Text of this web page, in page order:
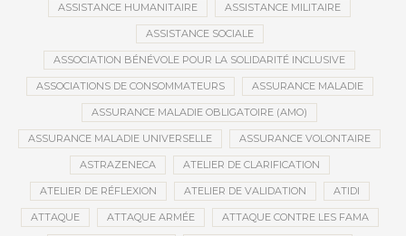
ASSISTANCE HUMANITAIRE ASSISTANCE MILITAIRE
ASSISTANCE SOCIALE
ASSOCIATION BÉNÉVOLE POUR LA SOLIDARITÉ INCLUSIVE
ASSOCIATIONS DE CONSOMMATEURS ASSURANCE MALADIE
ASSURANCE MALADIE OBLIGATOIRE (AMO)
ASSURANCE MALADIE UNIVERSELLE ASSURANCE VOLONTAIRE
ASTRAZENECA ATELIER DE CLARIFICATION
ATELIER DE RÉFLEXION ATELIER DE VALIDATION ATIDI
ATTAQUE ATTAQUE ARMÉE ATTAQUE CONTRE LES FAMA